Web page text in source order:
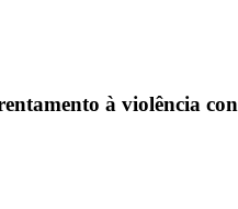
à violência